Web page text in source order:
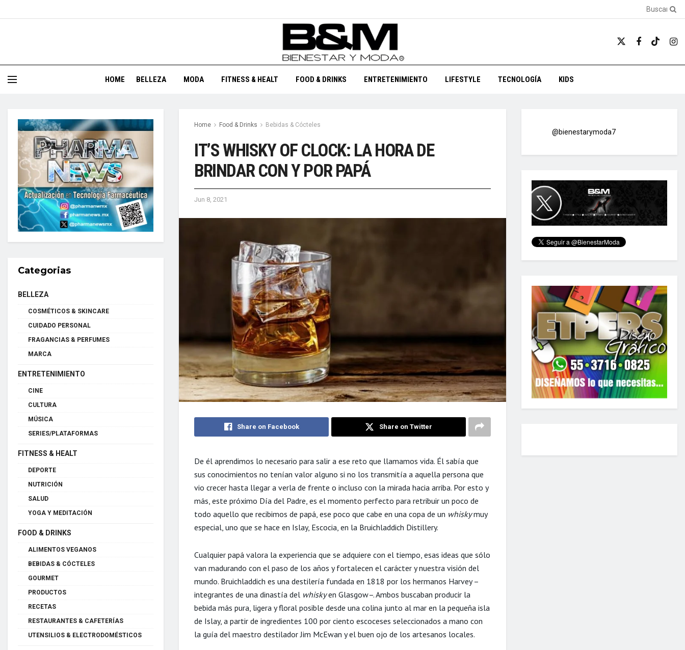
HOME BELLEZA MODA FITNESS & HEALT FOOD & DRINKS ENTRETENIMIENTO LIFESTYLE TECNOLOGÍA KIDS
Home Food & Drinks Bebidas & Cócteles
IT’S WHISKY OF CLOCK: LA HORA DE
BRINDAR CON Y POR PAPÁ
Jun 8, 2021
Share on Facebook Share on Twitter
De él aprendimos lo necesario para salir a ese reto que llamamos vida. Él sabía que
sus conocimientos no tenían valor alguno si no los transmitía a aquella persona que
vio crecer hasta llegar a verla de frente o incluso con la mirada hacia arriba. Por esto y
más, este próximo Día del Padre, es el momento perfecto para retribuir un poco de
todo aquello que recibimos de papá, ese poco que cabe en una copa de un whiskymuy
especial, uno que se hace en Islay, Escocia, en la Bruichladdich Distillery.
Cualquier papá valora la experiencia que se adquiere con el tiempo, esas ideas que sólo
van madurando con el paso de los años y fortalecen el carácter y nuestra visión del
mundo. Bruichladdich es una destilería fundada en 1818 por los hermanos Harvey –
integrantes de una dinastía del whiskyen Glasgow–. Ambos buscaban producir la
bebida más pura, ligera y floral posible desde una colina junto al mar en la pequeña isla
de Islay, a partir de ingredientes 100 por ciento escoceses seleccionados a mano con
la guía del maestro destilador Jim McEwan y el buen ojo de los artesanos locales.
Categorias
BELLEZA
COSMÉTICOS & SKINCARE
CUIDADO PERSONAL
FRAGANCIAS & PERFUMES
MARCA
ENTRETENIMIENTO
CINE
CULTURA
MÚSICA
SERIES/PLATAFORMAS
FITNESS & HEALT
DEPORTE
NUTRICIÓN
SALUD
YOGA Y MEDITACIÓN
FOOD & DRINKS
ALIMENTOS VEGANOS
BEBIDAS & CÓCTELES
GOURMET
PRODUCTOS
RECETAS
RESTAURANTES & CAFETERÍAS
UTENSILIOS & ELECTRODOMÉSTICOS
@bienestarymoda7